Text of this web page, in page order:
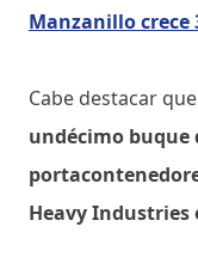
Manzanillo
Cabe destacar que
undécimo buque
Heavy Industries